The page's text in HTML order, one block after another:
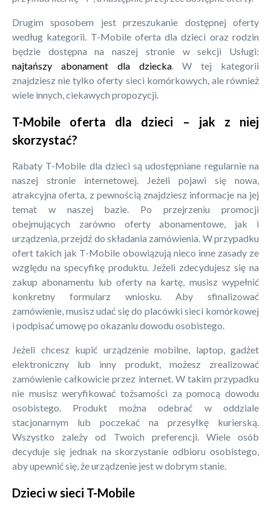
Drugim sposobem jest przeszukanie dostępnej oferty
według kategorii. T-Mobile oferta dla dzieci oraz rodzin
będzie dostępna na naszej stronie w sekcji Usługi:
najtańszy abonament dla dziecka. W tej kategorii
znajdziesz nie tylko oferty sieci komórkowych, ale również
wiele innych, ciekawych propozycji.
T-Mobile oferta dla dzieci – jak z niej
skorzystać?
Rabaty T-Mobile dla dzieci są udostępniane regularnie na
naszej stronie internetowej. Jeżeli pojawi się nowa,
atrakcyjna oferta, z pewnością znajdziesz informacje na jej
temat w naszej bazie. Po przejrzeniu promocji
obejmujących zarówno oferty abonamentowe, jak i
urządzenia, przejdź do składania zamówienia. W przypadku
ofert takich jak T-Mobile obowiązują nieco inne zasady ze
względu na specyfikę produktu. Jeżeli zdecydujesz się na
zakup abonamentu lub oferty na kartę, musisz wypełnić
konkretny formularz wniosku. Aby sfinalizować
zamówienie, musisz udać się do placówki sieci komórkowej
i podpisać umowę po okazaniu dowodu osobistego.
Jeżeli chcesz kupić urządzenie mobilne, laptop, gadżet
elektroniczny lub inny produkt, możesz zrealizować
zamówienie całkowicie przez internet. W takim przypadku
nie musisz weryfikować tożsamości za pomocą dowodu
osobistego. Produkt można odebrać w oddziale
stacjonarnym lub poczekać na przesyłkę kurierską.
Wszystko zależy od Twoich preferencji. Wiele osób
decyduje się jednak na skorzystanie odbioru osobistego,
aby upewnić się, że urządzenie jest w dobrym stanie.
Dzieci w sieci T-Mobile